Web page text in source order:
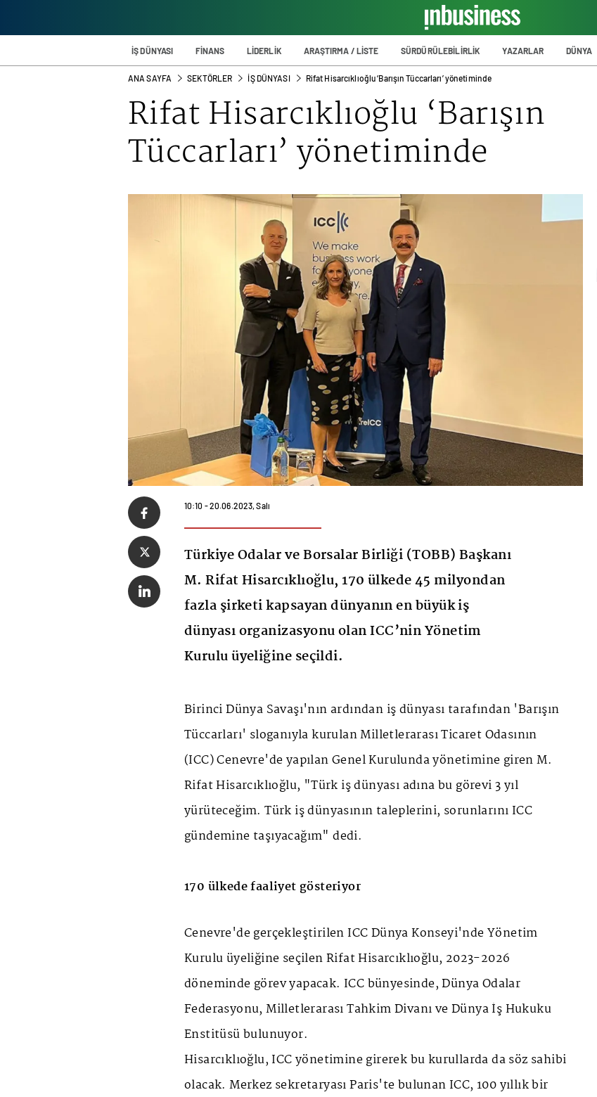
İŞ DÜNYASI FİNANS LİDERLİK ARAŞTIRMA / LİSTE SÜRDÜRÜLEBİLİRLİK YAZARLAR DÜNYA
ANA SAYFA SEKTÖRLER İŞ DÜNYASI Rifat Hisarcıklıoğlu ‘Barışın Tüccarları’ yönetiminde
Rifat Hisarcıklıoğlu ‘Barışın
Tüccarları’ yönetiminde
10:10 - 20.06.2023, Salı
Türkiye Odalar ve Borsalar Birliği (TOBB) Başkanı
M. Rifat Hisarcıklıoğlu, 170 ülkede 45 milyondan
fazla şirketi kapsayan dünyanın en büyük iş
dünyası organizasyonu olan ICC’nin Yönetim
Kurulu üyeliğine seçildi.
Birinci Dünya Savaşı'nın ardından iş dünyası tarafından 'Barışın
Tüccarları' sloganıyla kurulan Milletlerarası Ticaret Odasının
(ICC) Cenevre'de yapılan Genel Kurulunda yönetimine giren M.
Rifat Hisarcıklıoğlu, "Türk iş dünyası adına bu görevi 3 yıl
yürüteceğim. Türk iş dünyasının taleplerini, sorunlarını ICC
gündemine taşıyacağım" dedi.
170 ülkede faaliyet gösteriyor
Cenevre'de gerçekleştirilen ICC Dünya Konseyi'nde Yönetim
Kurulu üyeliğine seçilen Rifat Hisarcıklıoğlu, 2023-2026
döneminde görev yapacak. ICC bünyesinde, Dünya Odalar
Federasyonu, Milletlerarası Tahkim Divanı ve Dünya İş Hukuku
Enstitüsü bulunuyor.
Hisarcıklıoğlu, ICC yönetimine girerek bu kurullarda da söz sahibi
olacak. Merkez sekretaryası Paris'te bulunan ICC, 100 yıllık bir